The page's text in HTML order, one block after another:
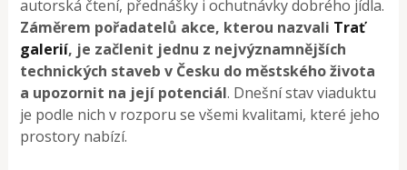
autorská čtení, přednášky i ochutnávky dobrého jídla.
Záměrem pořadatelů akce, kterou nazvali Trať
galerií, je začlenit jednu z nejvýznamnějších
technických staveb v Česku do městského života
a upozornit na její potenciál. Dnešní stav viaduktu
je podle nich v rozporu se všemi kvalitami, které jeho
prostory nabízí.